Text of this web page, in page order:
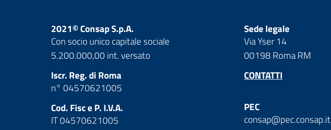
2021© Consap S.p.A.
Con socio unico capitale sociale
5.200.000,00 int. versato
Iscr. Reg. di Roma
n° 04570621005
Cod. Fisc e P. I.V.A.
IT 04570621005
Sede legale
Via Yser 14
00198 Roma RM
CONTATTI
PEC
consap@pec.consap.it